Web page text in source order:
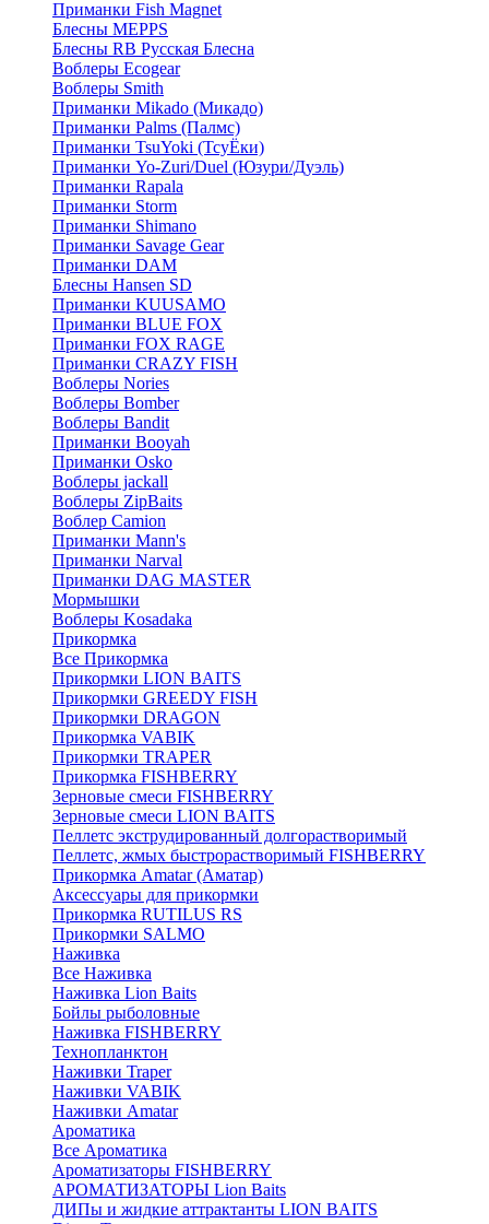
Приманки Fish Magnet
Блесны MEPPS
Блесны RB Русская Блесна
Воблеры Ecogear
Воблеры Smith
Приманки Mikado (Микадо)
Приманки Palms (Палмс)
Приманки TsuYoki (ТсуЁки)
Приманки Yo-Zuri/Duel (Юзури/Дуэль)
Приманки Rapala
Приманки Storm
Приманки Shimano
Приманки Savage Gear
Приманки DAM
Блесны Hansen SD
Приманки KUUSAMO
Приманки BLUE FOX
Приманки FOX RAGE
Приманки CRAZY FISH
Воблеры Nories
Воблеры Bomber
Воблеры Bandit
Приманки Booyah
Приманки Osko
Воблеры jackall
Воблеры ZipBaits
Воблер Camion
Приманки Mann's
Приманки Narval
Приманки DAG MASTER
Мормышки
Воблеры Kosadaka
Прикормка
Все Прикормка
Прикормки LION BAITS
Прикормки GREEDY FISH
Прикормки DRAGON
Прикормка VABIK
Прикормки TRAPER
Прикормка FISHBERRY
Зерновые смеси FISHBERRY
Зерновые смеси LION BAITS
Пеллетс экструдированный долгорастворимый
Пеллетс, жмых быстрорастворимый FISHBERRY
Прикормка Amatar (Аматар)
Аксессуары для прикормки
Прикормка RUTILUS RS
Прикормки SALMO
Наживка
Все Наживка
Наживка Lion Baits
Бойлы рыболовные
Наживка FISHBERRY
Технопланктон
Наживки Traper
Наживки VABIK
Наживки Amatar
Ароматика
Все Ароматика
Ароматизаторы FISHBERRY
АРОМАТИЗАТОРЫ Lion Baits
ДИПы и жидкие аттрактанты LION BAITS